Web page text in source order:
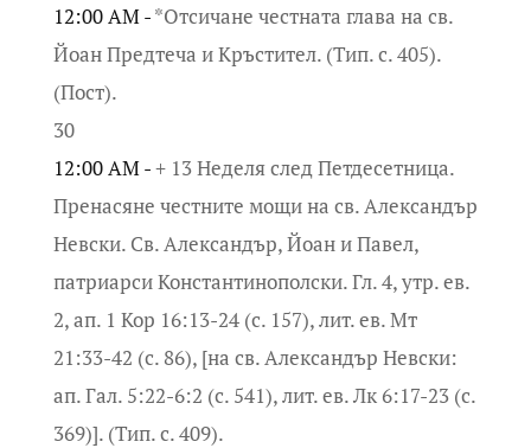
12:00 AM -*Отсичане честната глава на св.
Йоан Предтеча и Кръстител. (Тип. с. 405).
(Пост).
30
12:00 AM -+ 13 Неделя след Петдесетница.
Пренасяне честните мощи на св. Александър
Невски. Св. Александър, Йоан и Павел,
патриарси Константинополски. Гл. 4, утр. ев.
2, ап. 1 Кор 16:13-24 (с. 157), лит. ев. Мт
21:33-42 (с. 86), [на св. Александър Невски:
ап. Гал. 5:22-6:2 (с. 541), лит. ев. Лк 6:17-23 (с.
369)]. (Тип. с. 409).